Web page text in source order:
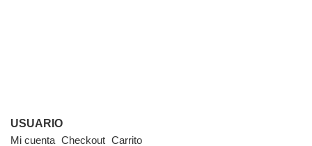
USUARIO
Mi cuenta Checkout Carrito